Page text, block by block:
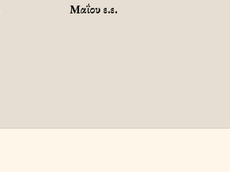
Μαΐου ε.ε.